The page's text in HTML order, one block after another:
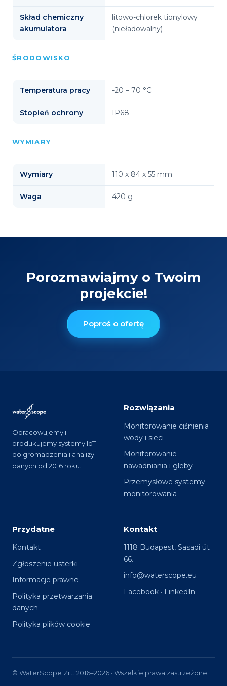
Skład chemiczny
akumulatora
litowo-chlorek tionylowy
(nieładowalny)
ŚRODOWISKO
Temperatura pracy -20 – 70 °C
Stopień ochrony IP68
WYMIARY
Wymiary 110 x 84 x 55 mm
Waga 420 g
Porozmawiajmy o Twoim
projekcie!
Poproś o ofertę
Opracowujemy i
produkujemy systemy IoT
do gromadzenia i analizy
danych od 2016 roku.
Rozwiązania
Monitorowanie ciśnienia
wody i sieci
Monitorowanie
nawadniania i gleby
Przemysłowe systemy
monitorowania
Przydatne
Kontakt
Zgłoszenie usterki
Informacje prawne
Polityka przetwarzania
danych
Polityka plików cookie
Kontakt
1118 Budapest, Sasadi út
66.
info@waterscope.eu
Facebook · LinkedIn
© WaterScope Zrt. 2016–2026 · Wszelkie prawa zastrzeżone